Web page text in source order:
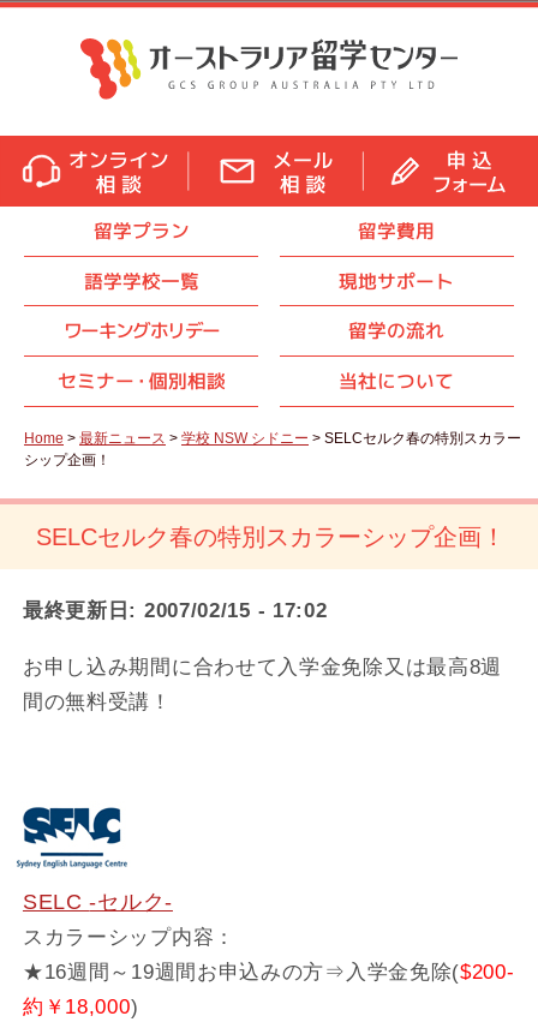
留学プラン
留学費用
語学学校一覧
現地サポート
ワーキングホリデー
留学の流れ
セミナー・ 個別相談 当社について
Home > 最新ニュース > 学校 NSW シドニー > SELCセルク春の特別スカラー
シップ企画！
SELCセルク春の特別スカラーシップ企画！
最終更新日: 2007/02/15 - 17:02
お申し込み期間に合わせて入学金免除又は最高8週
間の無料受講！
SELC-セルク-
スカラーシップ内容：
★16週間～19週間お申込みの方⇒入学金免除($200-
約￥18,000)